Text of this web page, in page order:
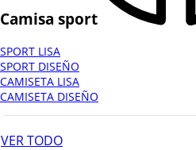
Camisa sport
SPORT LISA
SPORT DISEÑO
CAMISETA LISA
CAMISETA DISEÑO
VER TODO